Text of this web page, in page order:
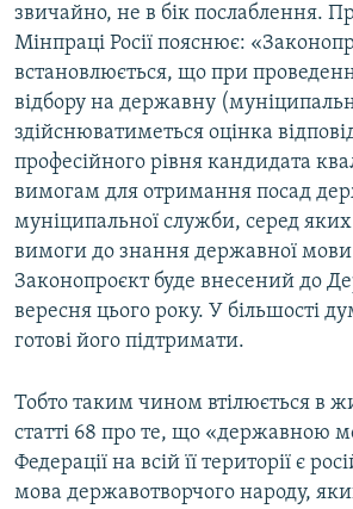
звичайно, не в бік послаблення.
Мінпраці Росії пояснює:
встановлюється, що при
відбору на державну
здійснюватиметься оцінка
професійного рівня кандидата
вимогам для отримання посад
муніципальної служби, серед яких
вимоги до знання державної мови
Законопроєкт буде внесений до
вересня цього року. У більшості
готові його підтримати.
Тобто таким чином втілюється в
статті 68 про те, що «державною
Федерації на всій її території є
мова державотворчого народу,